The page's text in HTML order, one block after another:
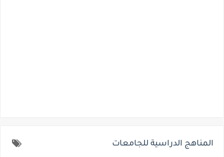
المناهج الدراسية للجامعات